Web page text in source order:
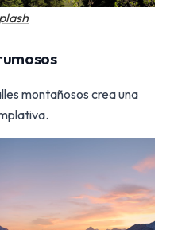
montañosos crea una